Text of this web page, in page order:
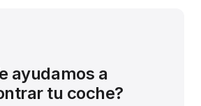
ayudamos a
tu coche?